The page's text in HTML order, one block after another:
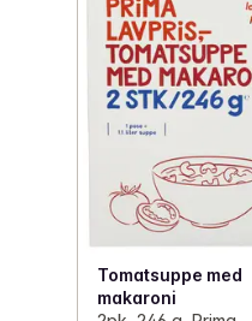
Tomatsuppe med
makaroni